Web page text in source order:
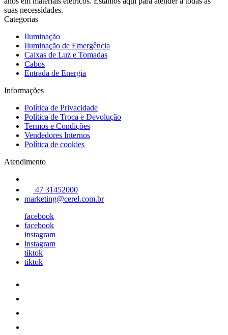
suas necessidades.
Categorias
Iluminação
Iluminação de Emergência
Caixas de Luz e Tomadas
Cabos
Entrada de Energia
Informações
Política de Privacidade
Política de Troca e Devolução
Termos e Condições
Vendedores Internos
Política de cookies
Atendimento
47 31452000
marketing@cerel.com.br
facebook
facebook
instagram
instagram
tiktok
tiktok